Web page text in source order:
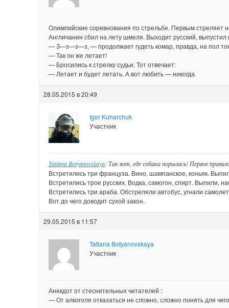
Олимпийские соревнования по стрельбе. Первым стреляет
Англичанин сбил на лету шмеля. Выходит русский,
— З—з—з—з, — продолжает гудеть комар, правда, на пол
— Так он же летает!
— Бросились к стрелку судьи. Тот отвечает:
— Летает и будет летать. А вот любить — никогда.
28.05.2015 в 20:49
Igor Kuharchuk
Участник
Tatiana Botyanovskaya: Так вот, где собака порылась! Первое
Встретились три француза. Вино, шампанское, коньяк.
Встретились трое русских. Водка, самогон, спирт. Выпили,
Встретились три араба. Обстреляли автобус, угнали
Вот до чего доводит сухой закон.
29.05.2015 в 11:57
Tatiana Botyanovskaya
Участник
Анекдот от стеснительных читателей :
— От алкоголя отказаться не сложно, сложно понять для